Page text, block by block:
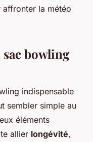
affronter la météo
sac bowling
sembler simple au
éléments
allier longévité,